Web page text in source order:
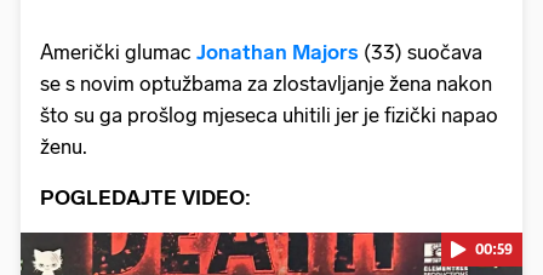
Američki glumac Jonathan Majors (33) suočava
se s novim optužbama za zlostavljanje žena nakon
što su ga prošlog mjeseca uhitili jer je fizički napao
ženu.
POGLEDAJTE VIDEO:
00:59